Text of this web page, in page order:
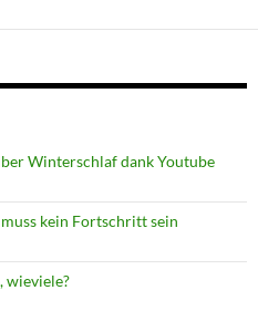
Winterschlaf dank Youtube
kein Fortschritt sein
wieviele?